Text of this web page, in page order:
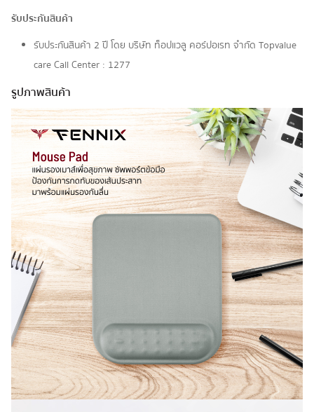
รับประกันสินค้า
รับประกันสินค้า 2 ปี โดย บริษัท ท็อปแวลู คอร์ปอเรท จํากัด Topvalue
care Call Center : 1277
รูปภาพสินค้า